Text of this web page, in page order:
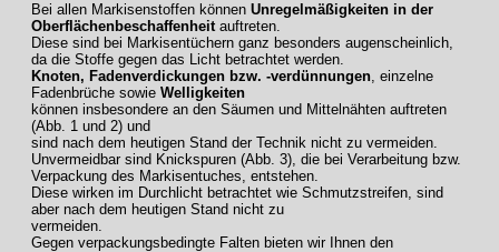
Bei allen Markisenstoffen können Unregelmäßigkeiten in der
Oberflächenbeschaffenheitauftreten.
Diese sind bei Markisentüchern ganz besonders augenscheinlich,
da die Stoffe gegen das Licht betrachtet werden.
Knoten, Fadenverdickungen bzw. -verdünnungen, einzelne
Fadenbrüche sowie Welligkeiten
können insbesondere an den Säumen und Mittelnähten auftreten
(Abb. 1 und 2) und
sind nach dem heutigen Stand der Technik nicht zu vermeiden.
Unvermeidbar sind Knickspuren (Abb. 3), die bei Verarbeitung bzw.
Verpackung des Markisentuches, entstehen.
Diese wirken im Durchlicht betrachtet wie Schmutzstreifen, sind
aber nach dem heutigen Stand nicht zu
vermeiden.
Gegen verpackungsbedingte Falten bieten wir Ihnen den